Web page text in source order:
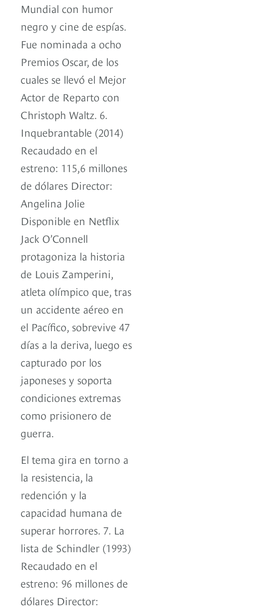
Mundial con humor
negro y cine de espías.
Fue nominada a ocho
Premios Oscar, de los
cuales se llevó el Mejor
Actor de Reparto con
Christoph Waltz. 6.
Inquebrantable (2014)
Recaudado en el
estreno: 115,6 millones
de dólares Director:
Angelina Jolie
Disponible en Netflix
Jack O’Connell
protagoniza la historia
de Louis Zamperini,
atleta olímpico que, tras
un accidente aéreo en
el Pacífico, sobrevive 47
días a la deriva, luego es
capturado por los
japoneses y soporta
condiciones extremas
como prisionero de
guerra.
El tema gira en torno a
la resistencia, la
redención y la
capacidad humana de
superar horrores. 7. La
lista de Schindler (1993)
Recaudado en el
estreno: 96 millones de
dólares Director: